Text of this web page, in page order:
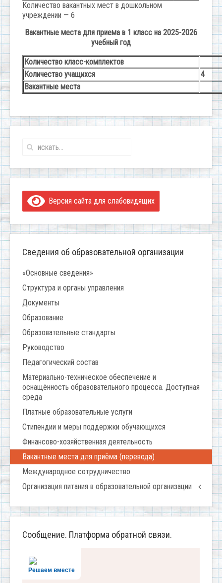
Количество вакантных мест в дошкольном
учреждении — 6
Вакантные места для приема в 1 класс на 2025-2026
учебный год
Количество класс-комплектов
Количество учащихся
4
Вакантные места
Версия сайта для слабовидящих
Сведения об образовательной организации
«Основные сведения»
Структура и органы управления
Документы
Образование
Образовательные стандарты
Руководство
Педагогический состав
Материально-техническое обеспечение и
оснащённость образовательного процесса. Доступная
среда
Платные образовательные услуги
Стипендии и меры поддержки обучающихся
Финансово-хозяйственная деятельность
Вакантные места для приёма (перевода)
Международное сотрудничество
Организация питания в образовательной организации
Сообщение. Платформа обратной связи.
Решаем вместе